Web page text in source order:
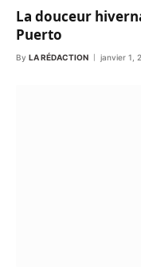
La douceur
Puerto
By LA RÉDACTION janvier 1,